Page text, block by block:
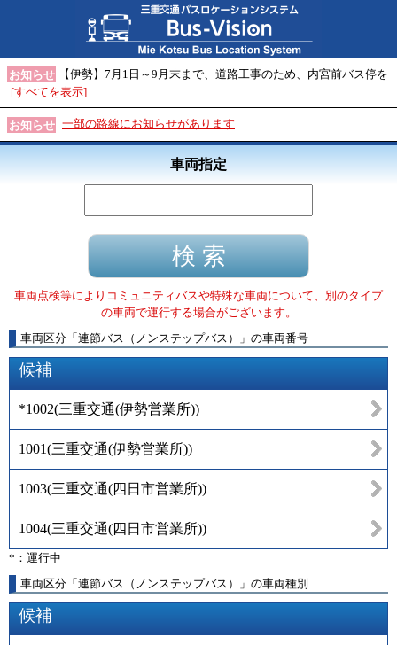
お知らせ
【伊勢】7月1日～9月末まで、道路工事のため、内宮前バス停を
[すべてを表示]
お知らせ 一部の路線にお知らせがあります
車両指定
車両点検等によりコミュニティバスや特殊な車両について、別のタイプ
の車両で運行する場合がございます。
車両区分 「 連節バス（ノンステップバス） 」 の車両番号
候補
*1002(三重交通(伊勢営業所))
1001(三重交通(伊勢営業所))
1003(三重交通(四日市営業所))
1004(三重交通(四日市営業所))
*：運行中
車両区分「連節バス（ノンステップバス）」の車両種別
候補